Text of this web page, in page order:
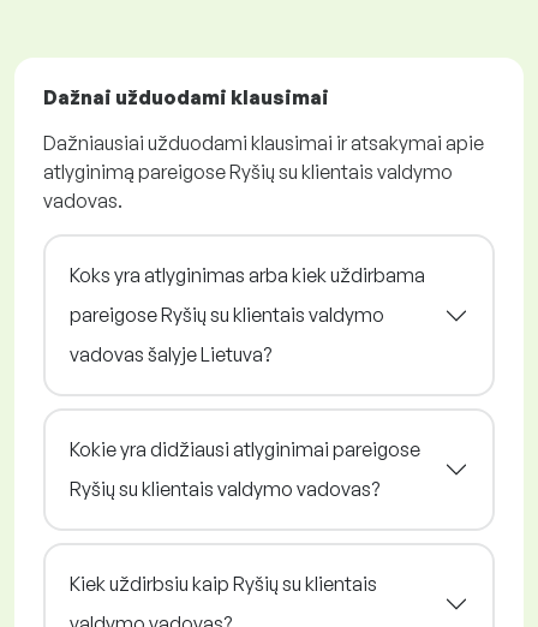
Dažnai užduodami klausimai
Dažniausiai užduodami klausimai ir atsakymai apie
atlyginimą pareigose Ryšių su klientais valdymo
vadovas.
Koks yra atlyginimas arba kiek uždirbama
pareigose Ryšių su klientais valdymo
vadovas šalyje Lietuva?
Kokie yra didžiausi atlyginimai pareigose
Ryšių su klientais valdymo vadovas?
Kiek uždirbsiu kaip Ryšių su klientais